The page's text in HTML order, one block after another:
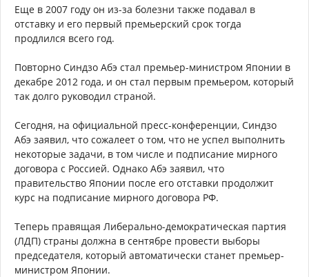
Еще в 2007 году он из-за болезни также подавал в
отставку и его первый премьерский срок тогда
продлился всего год.
Повторно Синдзо Абэ стал премьер-министром Японии в
декабре 2012 года, и он стал первым премьером, который
так долго руководил страной.
Сегодня, на официальной пресс-конференции, Синдзо
Абэ заявил, что сожалеет о том, что не успел выполнить
некоторые задачи, в том числе и подписание мирного
договора с Россией. Однако Абэ заявил, что
правительство Японии после его отставки продолжит
курс на подписание мирного договора РФ.
Теперь правящая Либерально-демократическая партия
(ЛДП) страны должна в сентябре провести выборы
председателя, который автоматически станет премьер-
министром Японии.